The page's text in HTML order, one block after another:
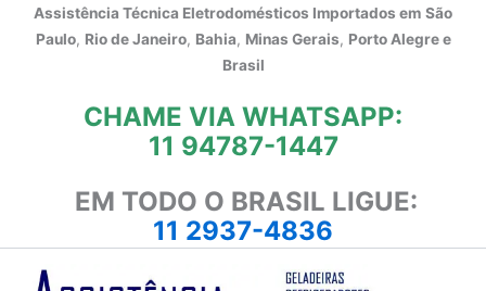
Assistência Técnica Eletrodomésticos Importados em São
Paulo, Rio de Janeiro, Bahia, Minas Gerais, Porto Alegre e
Brasil
CHAME VIA WHATSAPP:
11 94787-1447
EM TODO O BRASIL LIGUE:
11 2937-4836